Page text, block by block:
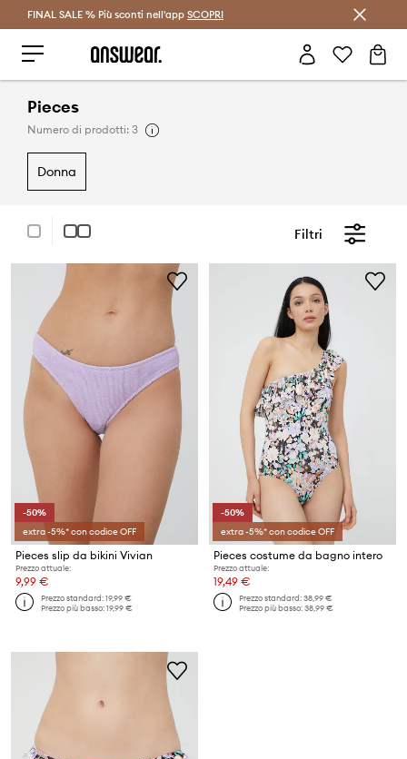
Risparmia con Answear Club >
FINAL SALE % Più sconti nell'app SCOPRI
Pieces
Numero di prodotti: 3
donna
Filtri
-50%
extra -5%* con codice OFF
Pieces slip da bikini Vivian
Prezzo attuale:
9,99 €
Prezzo standard:19,99 €
Prezzo più basso:19,99 €
-50%
extra -5%* con codice OFF
Pieces costume da bagno intero
Prezzo attuale:
19,49 €
Prezzo standard:38,99 €
Prezzo più basso:38,99 €